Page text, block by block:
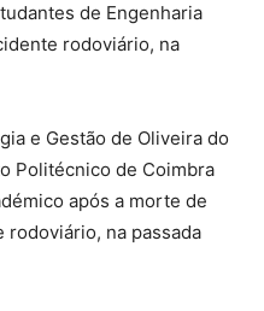
de Engenharia
rodoviário, na
e Gestão de Oliveira do
Politécnico de Coimbra
após a morte de
na passada